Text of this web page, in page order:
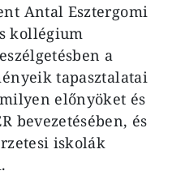
Antal Esztergomi
kollégium
a
tapasztalatai
előnyöket és
bevezetésében, és
iskolák